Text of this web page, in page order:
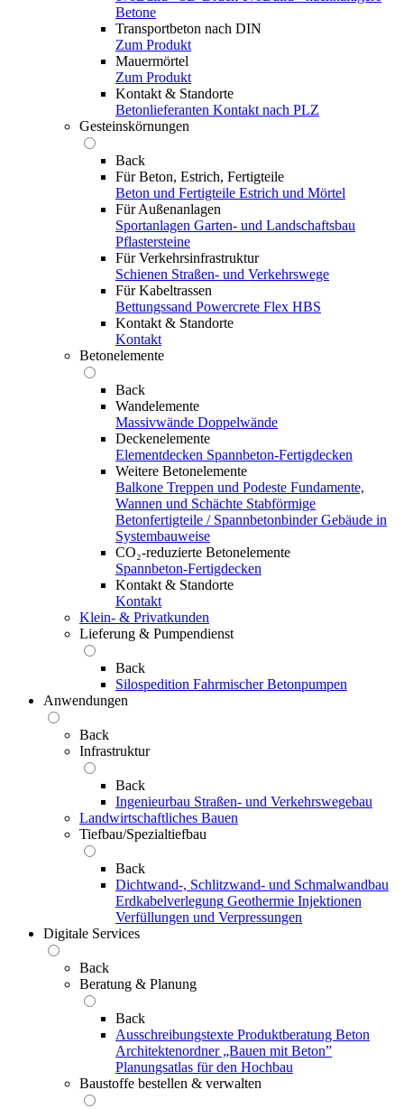
Betone
Transportbeton nach DIN
Zum Produkt
Mauermörtel
Zum Produkt
Kontakt & Standorte
Betonlieferanten Kontakt nach PLZ
Gesteinskörnungen
Back
Für Beton, Estrich, Fertigteile
Beton und Fertigteile Estrich und Mörtel
Für Außenanlagen
Sportanlagen Garten- und Landschaftsbau
Pflastersteine
Für Verkehrsinfrastruktur
Schienen Straßen- und Verkehrswege
Für Kabeltrassen
Bettungssand Powercrete Flex HBS
Kontakt & Standorte
Kontakt
Betonelemente
Back
Wandelemente
Massivwände Doppelwände
Deckenelemente
Elementdecken Spannbeton-Fertigdecken
Weitere Betonelemente
Balkone Treppen und Podeste Fundamente,
Wannen und Schächte Stabförmige
Betonfertigteile / Spannbetonbinder Gebäude in
Systembauweise
CO₂-reduzierte Betonelemente
Spannbeton-Fertigdecken
Kontakt & Standorte
Kontakt
Klein- & Privatkunden
Lieferung & Pumpendienst
Back
Silospedition Fahrmischer Betonpumpen
Anwendungen
Back
Infrastruktur
Back
Ingenieurbau Straßen- und Verkehrswegebau
Landwirtschaftliches Bauen
Tiefbau/Spezialtiefbau
Back
Dichtwand-, Schlitzwand- und Schmalwandbau
Erdkabelverlegung Geothermie Injektionen
Verfüllungen und Verpressungen
Digitale Services
Back
Beratung & Planung
Back
Ausschreibungstexte Produktberatung Beton
Architektenordner „Bauen mit Beton”
Planungsatlas für den Hochbau
Baustoffe bestellen & verwalten